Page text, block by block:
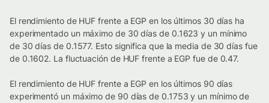
El rendimiento de HUF frente a EGP en los últimos 30 días ha
experimentado un máximo de 30 días de 0.1623 y un mínimo
de 30 días de 0.1577. Esto significa que la media de 30 días fue
de 0.1602. La fluctuación de HUF frente a EGP fue de 0.47.
El rendimiento de HUF frente a EGP en los últimos 90 días
experimentó un máximo de 90 días de 0.1753 y un mínimo de